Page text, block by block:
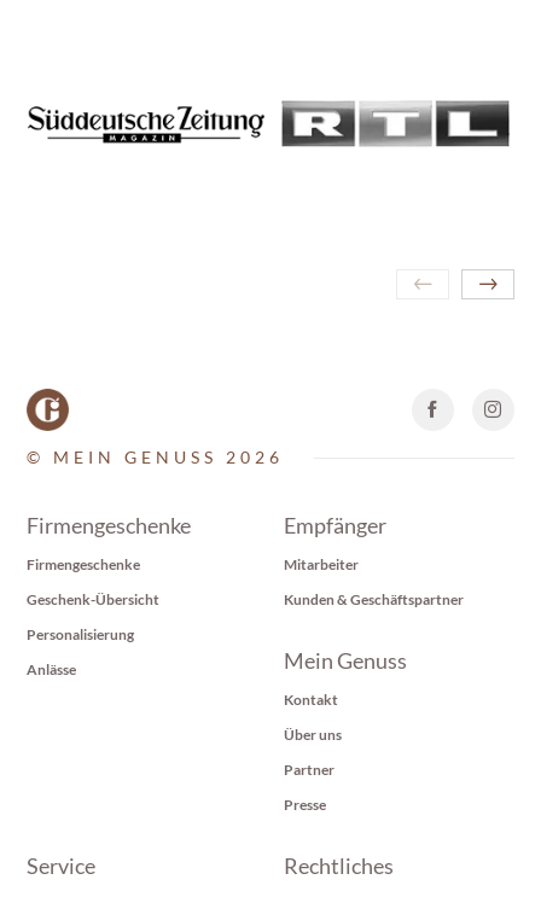
© MEIN GENUSS 2026
Firmengeschenke
Firmengeschenke
Geschenk-Übersicht
Personalisierung
Anlässe
Empfänger
Mitarbeiter
Kunden & Geschäftspartner
Mein Genuss
Kontakt
Über uns
Partner
Presse
Service Rechtliches